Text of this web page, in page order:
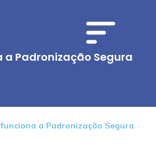
a Padronização Segura
a Padronização Segura